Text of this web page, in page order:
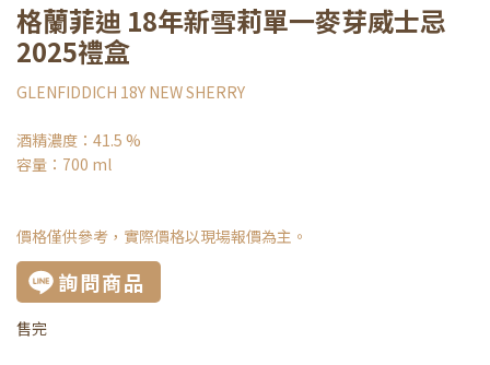
格蘭菲迪 18年新雪莉單一麥芽威士忌
2025禮盒
GLENFIDDICH 18Y NEW SHERRY
酒精濃度：41.5 %
容量：700 ml
價格僅供參考，實際價格以現場報價為主。
詢問商品
售完